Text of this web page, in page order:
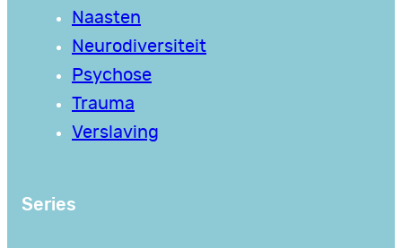
Naasten
Neurodiversiteit
Psychose
Trauma
Verslaving
Series